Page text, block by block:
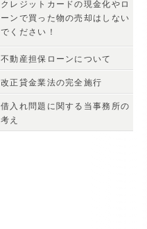
クレジットカードの現金化やロ
ーンで買った物の売却はしない
でください！
不動産担保ローンについて
改正貸金業法の完全施行
借入れ問題に関する当事務所の
考え